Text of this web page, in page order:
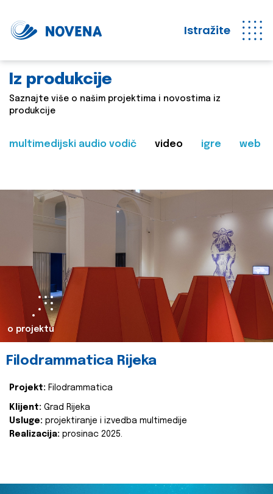
Istražite
Iz produkcije
Saznajte više o našim projektima i novostima iz
produkcije
multimedijski audio vodič video igre web
o projektu
Filodrammatica Rijeka
Projekt: Filodrammatica
Klijent: Grad Rijeka
Usluge: projektiranje i izvedba multimedije
Realizacija: prosinac 2025.